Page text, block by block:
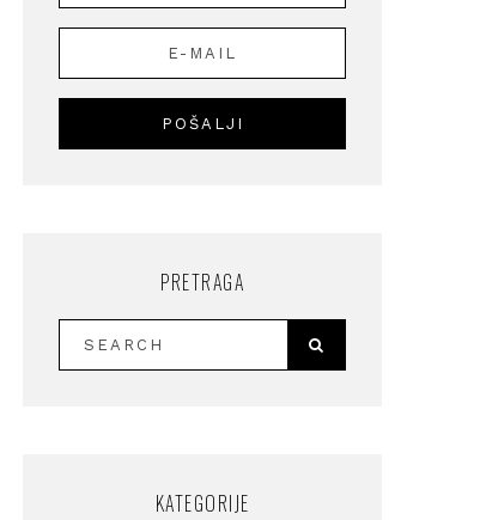
PRETRAGA
KATEGORIJE